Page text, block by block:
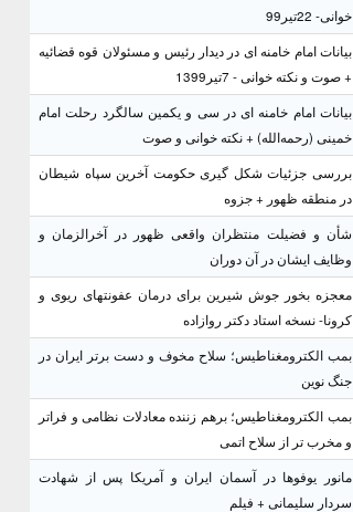
خوانی- 22تیر99
بیانات امام خامنه ای در دیدار رئیس و مسئولان قوه قضائیه
+ صوت و نکته خوانی - 7تیر1399
بیانات امام خامنه ای در سی و یکمین سالگرد رحلت امام
خمینی (رحمه‌الله) + نکته خوانی و صوت
بررسی جزئیات شکل گیری حکومت آخرین سپاه شیطان
در منطقه ظهور + جزوه
شأن و فضیلت منتظران واقعی ظهور در آخرالزمان و
وظایف ایشان در آن دوران
معجزه بخور جوش شیرین برای درمان عفونتهای ریوی و
کرونا- نسخه استاد دکتر روازاده
بمب الکترومغناطیس؛ سلاح مخوف و دست برتر ایران در
جنگ نوین
بمب الکترومغناطیس؛ برهم زننده معادلات نظامی و فراتر
و مخرب تر از سلاح اتمی
مانور یوفوها در آسمان ایران و آمریکا پس از شهادت
سردار سلیمانی + فیلم